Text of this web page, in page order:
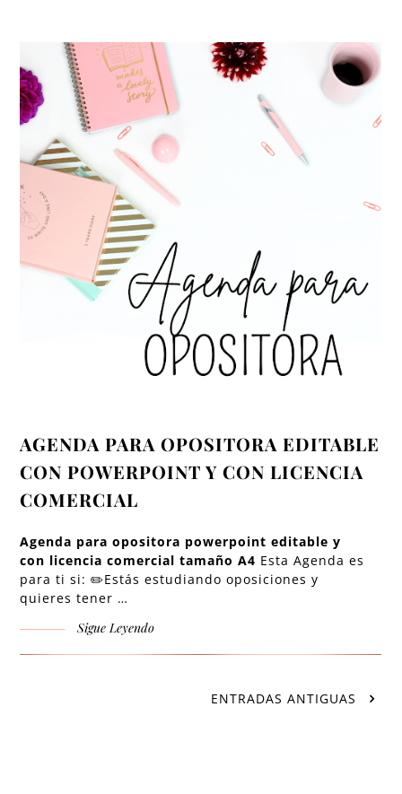
AGENDA PARA OPOSITORA EDITABLE
CON POWERPOINT Y CON LICENCIA
COMERCIAL
Agenda para opositora powerpoint editable y
con licencia comercial tamaño A4 Esta Agenda es
para ti si: ✏️Estás estudiando oposiciones y
quieres tener …
Sigue Leyendo
ENTRADAS ANTIGUAS